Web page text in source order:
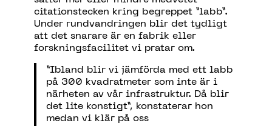
citationstecken kring begreppet ”labb”.
Under rundvandringen blir det tydligt
att det snarare är en fabrik eller
forskningsfacilitet vi pratar om.
”Ibland blir vi jämförda med ett labb
på 300 kvadratmeter som inte är i
närheten av vår infrastruktur. Då blir
det lite konstigt”, konstaterar hon
medan vi klär på oss